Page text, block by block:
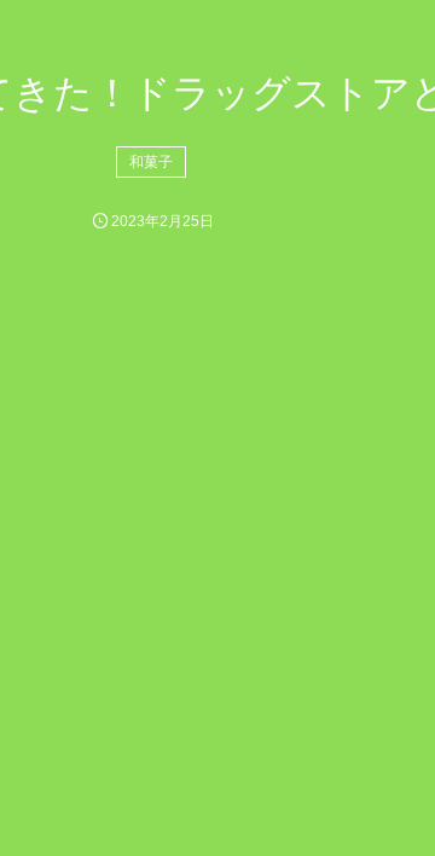
た！ドラッグストア
和菓子
2023年2月25日